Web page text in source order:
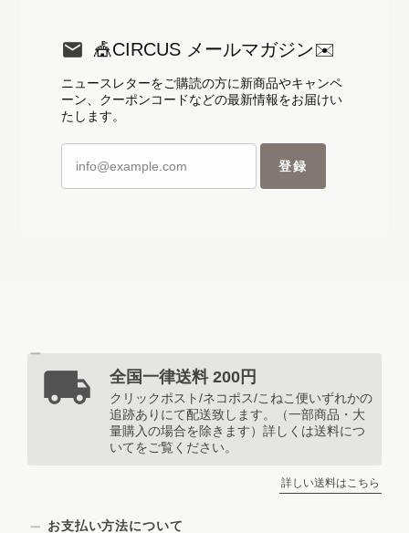
🎪CIRCUS メールマガジン✉️
ニュースレターをご購読の方に新商品やキャンペ
ーン、クーポンコードなどの最新情報をお届けい
たします。
登録
全国一律送料 200円
クリックポスト/ネコポス/こねこ便いずれかの
追跡ありにて配送致します。（一部商品・大
量購入の場合を除きます）詳しくは送料につ
いてをご覧ください。
詳しい送料はこちら
お支払い方法について